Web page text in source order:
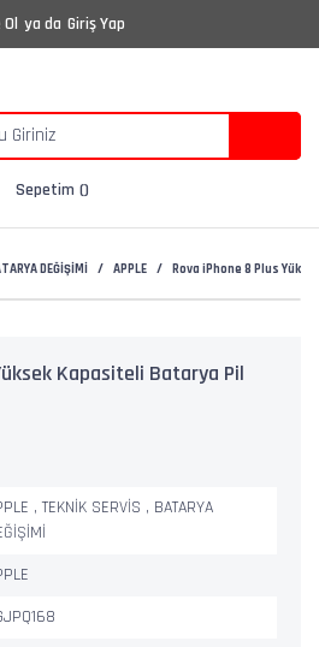
ya da Giriş Yap
Sepetim
DEĞİŞİMİ APPLE Rova iPhone 8 Plus
Kapasiteli Batarya Pil
,TEKNİK SERVİS , BATARYA